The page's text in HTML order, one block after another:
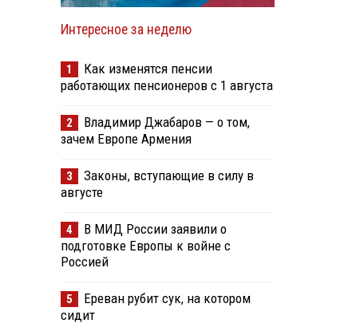
Интересное за неделю
1
Как изменятся пенсии
работающих пенсионеров с 1 августа
2
Владимир Джабаров — о том,
зачем Европе Армения
3
Законы, вступающие в силу в
августе
4
В МИД России заявили о
подготовке Европы к войне с
Россией
5
Ереван рубит сук, на котором
сидит